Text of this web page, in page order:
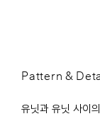
Pattern &
유닛과 유닛 사이